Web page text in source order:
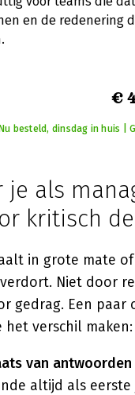
en de redenering
€
Nu besteld, dinsdag in huis |
je als
kritisch
in grote mate
Niet door
gedrag. Een paar
het verschil maken:
van antwoorden
altijd als eerste